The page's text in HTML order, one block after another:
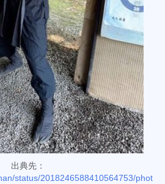
出典先：
status/2018246588410564753/phot